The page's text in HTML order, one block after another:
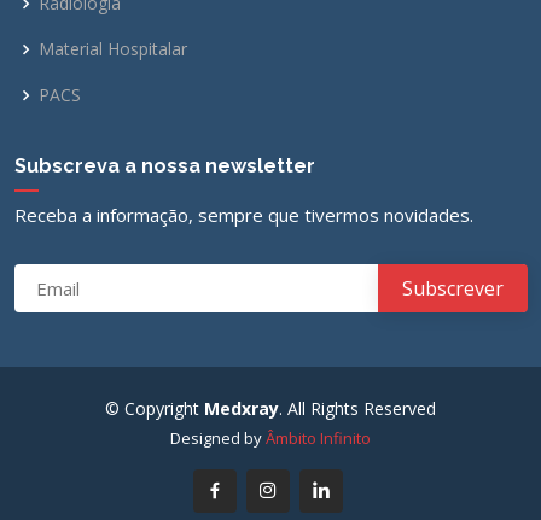
Material Hospitalar
PACS
Subscreva a nossa newsletter
Receba a informação, sempre que tivermos novidades.
© Copyright Medxray. All Rights Reserved
Designed byÂmbito Infinito